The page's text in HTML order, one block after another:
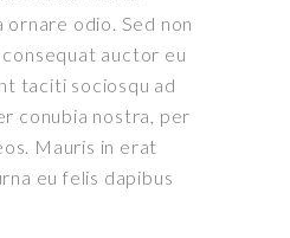
odio. Sed non
auctor eu
taciti sociosqu ad
conubia nostra, per
Mauris in erat
eu felis dapibus